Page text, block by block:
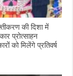
की दिशा में
प्रोत्साहन
को मिलेंगे प्रतिवर्ष